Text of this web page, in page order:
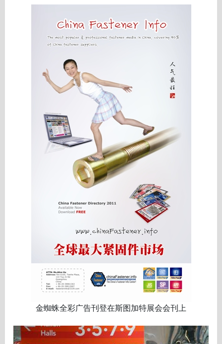
金蜘蛛全彩广告刊登在斯图加特展会会刊上